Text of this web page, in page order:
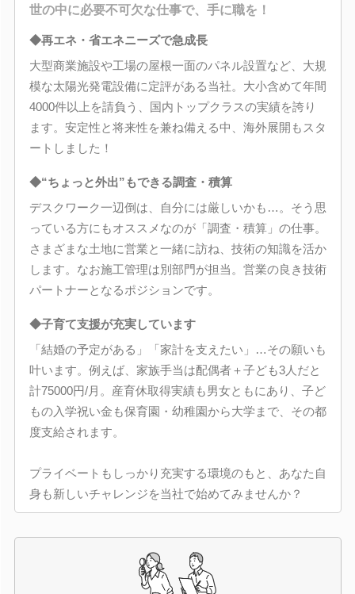
世の中に必要不可欠な仕事で、手に職を！
◆再エネ・省エネニーズで急成長
大型商業施設や工場の屋根一面のパネル設置など、大規
模な太陽光発電設備に定評がある当社。大小含めて年間
4000件以上を請負う、国内トップクラスの実績を誇り
ます。安定性と将来性を兼ね備える中、海外展開もスタ
ートしました！
◆“ちょっと外出”もできる調査・積算
デスクワーク一辺倒は、自分には厳しいかも…。そう思
っている方にもオススメなのが「調査・積算」の仕事。
さまざまな土地に営業と一緒に訪ね、技術の知識を活か
します。なお施工管理は別部門が担当。営業の良き技術
パートナーとなるポジションです。
◆子育て支援が充実しています
「結婚の予定がある」「家計を支えたい」…その願いも
叶います。例えば、家族手当は配偶者＋子ども3人だと
計75000円/月。産育休取得実績も男女ともにあり、子ど
もの入学祝い金も保育園・幼稚園から大学まで、その都
度支給されます。
プライベートもしっかり充実する環境のもと、あなた自
身も新しいチャレンジを当社で始めてみませんか？